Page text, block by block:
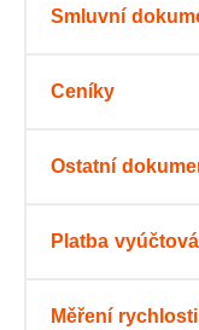
Smluvní
Ceníky
Ostatní
Platba
Měření